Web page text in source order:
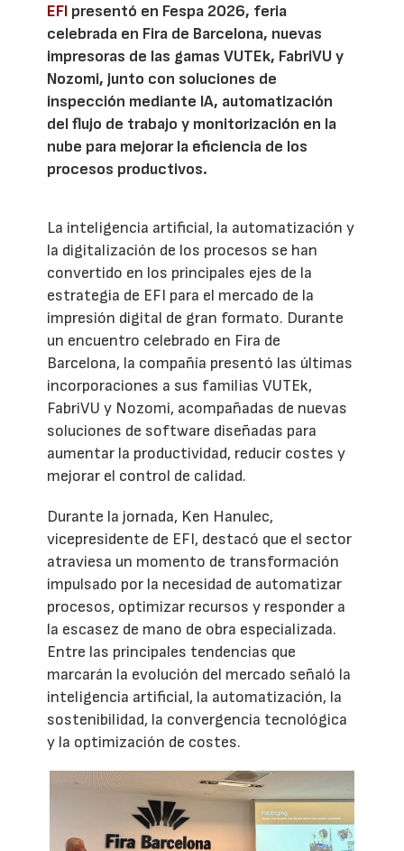
EFI presentó en Fespa 2026, feria
celebrada en Fira de Barcelona, nuevas
impresoras de las gamas VUTEk, FabriVU y
Nozomi, junto con soluciones de
inspección mediante IA, automatización
del flujo de trabajo y monitorización en la
nube para mejorar la eficiencia de los
procesos productivos.
La inteligencia artificial, la automatización y
la digitalización de los procesos se han
convertido en los principales ejes de la
estrategia de EFI para el mercado de la
impresión digital de gran formato. Durante
un encuentro celebrado en Fira de
Barcelona, la compañía presentó las últimas
incorporaciones a sus familias VUTEk,
FabriVU y Nozomi, acompañadas de nuevas
soluciones de software diseñadas para
aumentar la productividad, reducir costes y
mejorar el control de calidad.
Durante la jornada, Ken Hanulec,
vicepresidente de EFI, destacó que el sector
atraviesa un momento de transformación
impulsado por la necesidad de automatizar
procesos, optimizar recursos y responder a
la escasez de mano de obra especializada.
Entre las principales tendencias que
marcarán la evolución del mercado señaló la
inteligencia artificial, la automatización, la
sostenibilidad, la convergencia tecnológica
y la optimización de costes.